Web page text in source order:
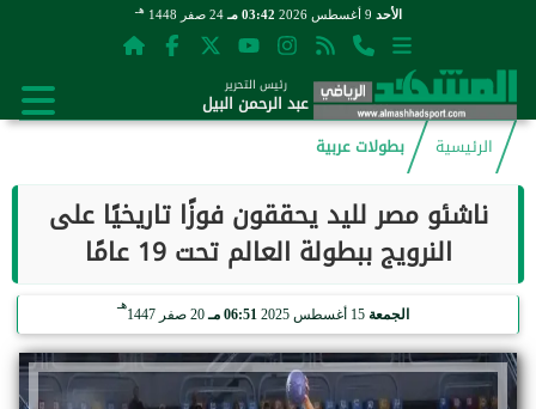
الأحد 03:42 مـ 24 صفر 1448 هـ
رئيس التحرير
عبد الرحمن البيل
الرئيسية
بطولات عربية
ناشئو مصر لليد يحققون فوزًا تاريخيًا على
النرويج ببطولة العالم تحت 19 عامًا
الجمعة 06:51 مـ 20 صفر 1447
هـ